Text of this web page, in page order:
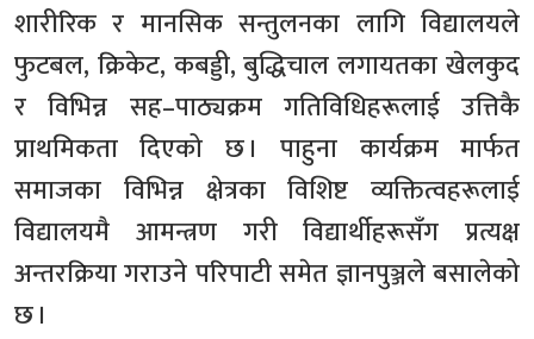
शारीरिक र मानसिक सन्तुलनका लागि विद्यालयले
फुटबल, क्रिकेट, कबड्डी, बुद्धिचाल लगायतका खेलकुद
र विभिन्न सह–पाठ्यक्रम गतिविधिहरूलाई उत्तिकै
प्राथमिकता दिएको छ । पाहुना कार्यक्रम मार्फत
समाजका विभिन्न क्षेत्रका विशिष्ट व्यक्तित्वहरूलाई
विद्यालयमै आमन्त्रण गरी विद्यार्थीहरूसँग प्रत्यक्ष
अन्तरक्रिया गराउने परिपाटी समेत ज्ञानपुञ्जले बसालेको
छ ।